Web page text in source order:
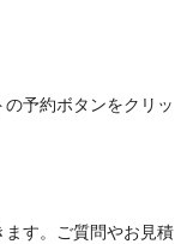
予約ボタンをクリッ
す。ご質問やお見積